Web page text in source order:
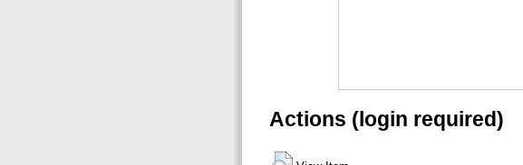
Actions (login required)